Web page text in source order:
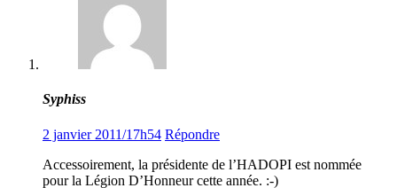
Syphiss
2 janvier 2011/17h54 Répondre
Accessoirement, la présidente de l’HADOPI est nommée
pour la Légion D’Honneur cette année. :-)